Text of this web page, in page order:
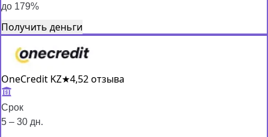
до 179%
Получить деньги
OneCredit KZ★4,52 отзыва
Срок
5 – 30 дн.